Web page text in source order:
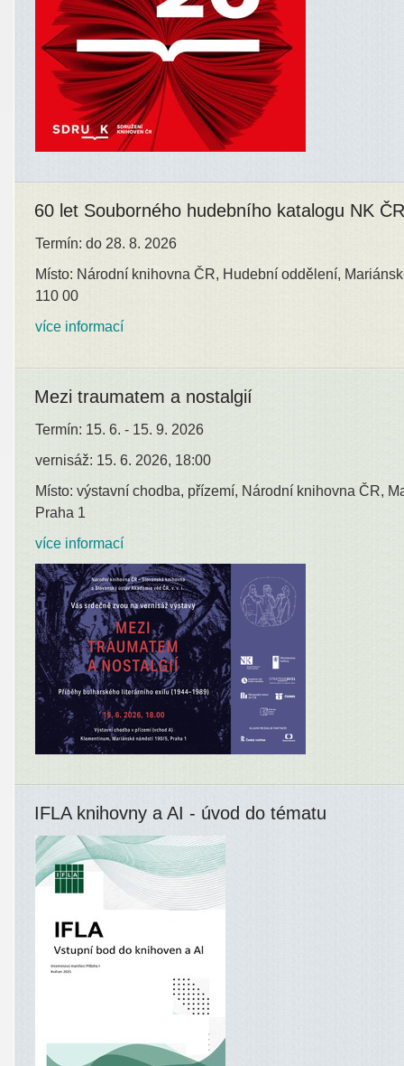
60 let Souborného hudebního katalogu NK ČR
Termín: do 28. 8. 2026
Místo: Národní knihovna ČR, Hudební oddělení,
110 00
více informací
Mezi traumatem a nostalgií
Termín: 15. 6. - 15. 9. 2026
vernisáž: 15. 6. 2026, 18:00
Místo: výstavní chodba, přízemí, Národní knihovna ČR,
Praha 1
více informací
IFLA knihovny a AI - úvod do tématu